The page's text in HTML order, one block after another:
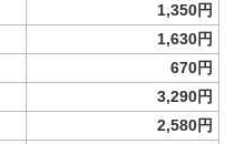
1,350円
1,630円
670円
3,290円
2,580円